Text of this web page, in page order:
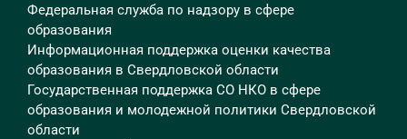
Федеральная служба по надзору в сфере
образования
Информационная поддержка оценки качества
образования в Свердловской области
Государственная поддержка СО НКО в сфере
образования и молодежной политики Свердловской
области